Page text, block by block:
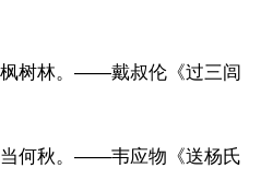
树林。——戴叔伦《过三闾
何秋。——韦应物《送杨氏